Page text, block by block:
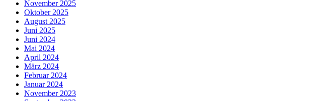
November 2025
Oktober 2025
August 2025
Juni 2025
Juni 2024
Mai 2024
April 2024
März 2024
Februar 2024
Januar 2024
November 2023